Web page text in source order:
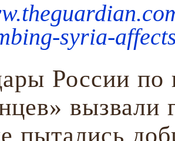
syria-
России по
вызвали
пытались